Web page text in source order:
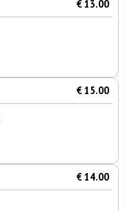
€ 13.00
€ 15.00
€ 14.00